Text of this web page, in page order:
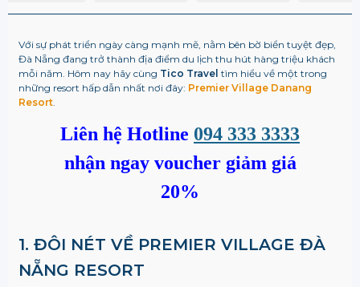
Với sự phát triển ngày càng mạnh mẽ, nằm bên bờ biển tuyệt đẹp,
Đà Nẵng đang trở thành địa điểm du lịch thu hút hàng triệu khách
mỗi năm. Hôm nay hãy cùng Tico Travel tìm hiểu về một trong
những resort hấp dẫn nhất nơi đây: Premier Village Danang
Resort.
Liên hệ Hotline 094 333 3333
nhận ngay voucher giảm giá
20%
1. ĐÔI NÉT VỀ PREMIER VILLAGE ĐÀ
NẴNG RESORT